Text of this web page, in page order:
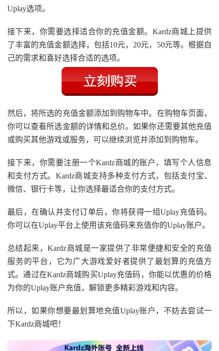
Uplay选项。
接下来，你需要选择适合你的充值金额。Kardz商城上提供
了丰富的充值金额选择，包括10元，20元，50元等。根据自
己的需求和喜好选择合适的选项。
然后，将所选的充值金额添加到购物车中。在购物车页面，
你可以查看所选金额的详情和总价。如果你还需要其他充值
或购买其他游戏或服务，可以继续浏览并添加到购物车。
接下来，你需要注册一个Kardz商城的账户，填写个人信息
和支付方式。Kardz商城支持多种支付方式，包括支付宝、
微信、银行卡等，让你选择最适合你的支付方式。
最后，在确认并支付订单后，你将获得一组Uplay充值码。
你可以在Uplay平台上使用该充值码来充值你的Uplay账户。
总结起来，Kardz商城是一家提供了非常便捷和安全的充值
服务的平台，它为广大游戏爱好者提供了最划算的充值方
式。通过在Kardz商城购买Uplay充值码，你能以优惠的价格
为你的Uplay账户充值，解锁更多精彩游戏和内容。
所以，如果你想要最划算地充值Uplay账户，不妨去尝试一
下Kardz商城吧！